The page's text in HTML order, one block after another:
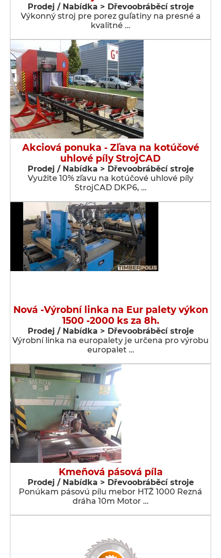
Prodej / Nabídka > Dřevoobráběcí stroje
Výkonný stroj pre porez guľatiny na presné a
kvalitné …
Akciová ponuka - Zľava na kotúčové
uhlové píly StrojCAD
Prodej / Nabídka > Dřevoobráběcí stroje
Využite 10% zľavu na kotúčové uhlové píly
StrojCAD DKP6, …
Nová -Výrobní linka na Eur palety výkon
1500 -2000 ks za 8h.
Prodej / Nabídka > Dřevoobráběcí stroje
Výrobní linka na europalety je určena pro výrobu
europalet …
Kmeňová pásová píla
Prodej / Nabídka > Dřevoobráběcí stroje
Ponúkam pásovú pílu mebor HTŽ 1000 Rezná
dráha 10m Motor …